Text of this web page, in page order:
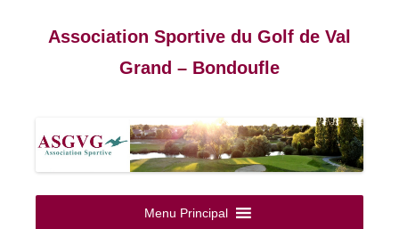
Association Sportive du Golf de Val
Grand – Bondoufle
au
contenu
Menu Principal